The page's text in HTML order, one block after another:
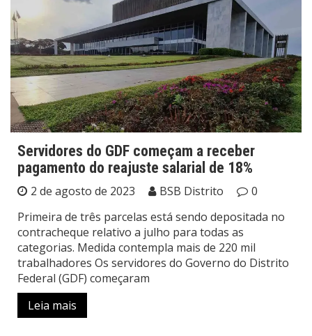
Servidores do GDF começam a receber
pagamento do reajuste salarial de 18%
2 de agosto de 2023 BSB Distrito
0
Primeira de três parcelas está sendo depositada no
contracheque relativo a julho para todas as
categorias. Medida contempla mais de 220 mil
trabalhadores Os servidores do Governo do Distrito
Federal (GDF) começaram
Leia mais